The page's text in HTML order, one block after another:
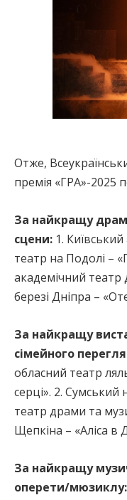
Отже,
премія «ГРА»-2025
За найкращу
сцени: 1.
театр на Подолі –
академічний театр
березі Дніпра –
За найкращу
сімейного
обласний театр
серці». 2.
театр драми та
Щепкіна – «Аліса в
За найкращу
оперети/мюзиклу: